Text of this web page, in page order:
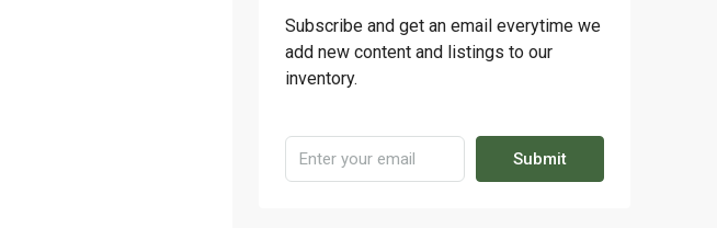
Subscribe and get an email everytime we
add new content and listings to our
inventory.
Submit